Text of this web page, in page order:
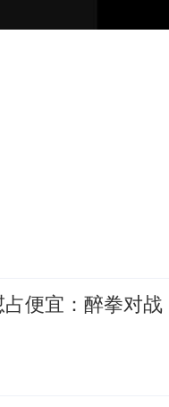
8强
元
规事件
占便宜：醉拳对战